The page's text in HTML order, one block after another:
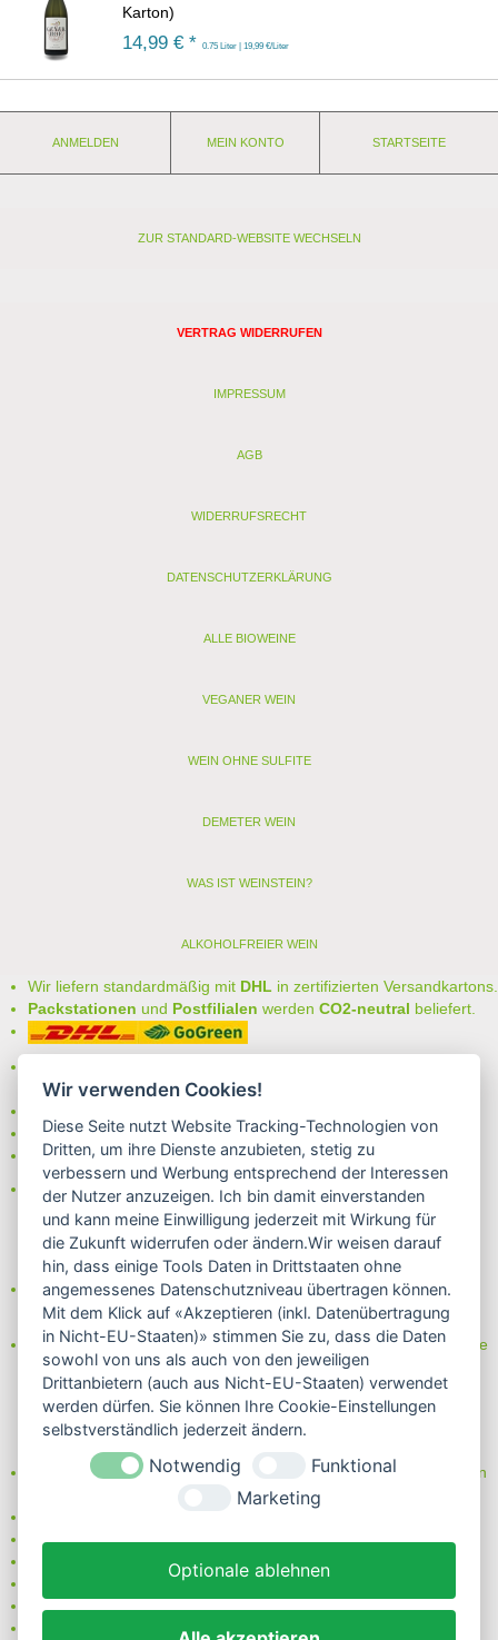
Karton)
14,99 € * 0.75 Liter | 19,99 €/Liter
ANMELDEN MEIN KONTO STARTSEITE
ZUR STANDARD-WEBSITE WECHSELN
VERTRAG WIDERRUFEN
IMPRESSUM
AGB
WIDERRUFSRECHT
DATENSCHUTZERKLÄRUNG
ALLE BIOWEINE
VEGANER WEIN
WEIN OHNE SULFITE
DEMETER WEIN
WAS IST WEINSTEIN?
ALKOHOLFREIER WEIN
Wir liefern standardmäßig mit DHL in zertifizierten Versandkartons.
Packstationen und Postfilialen werden CO2-neutral beliefert.
auswählen:
- Rechnung
- Lastschrift/Bankeinzug
Das Internetsiegel "GEPRÜFTER SHOP – Sicher einkaufen":
Partner von:
Wine in Moderation - bewußt genießen
Erfahren Sie mehr über Biowein in unserem Blog oder Folgen Sie
uns!
Blog
Facebook
Instagram
Neben einem ausgesuchten Sortiment an Biowein, Biospirituosen
und Biofeinkost bieten wir Ihnen u.a. folgende
nur 5,79 EUR Versand (DE)
ab 95 EUR frei Haus (DE)
14 Tage Rückgaberecht
sichere Zahlung
Kauf auf Rechnung
Wir verwenden Cookies!
Diese Seite nutzt Website Tracking-Technologien von
Dritten, um ihre Dienste anzubieten, stetig zu
verbessern und Werbung entsprechend der Interessen
der Nutzer anzuzeigen. Ich bin damit einverstanden
und kann meine Einwilligung jederzeit mit Wirkung für
die Zukunft widerrufen oder ändern.Wir weisen darauf
hin, dass einige Tools Daten in Drittstaaten ohne
angemessenes Datenschutzniveau übertragen können.
Mit dem Klick auf «Akzeptieren (inkl. Datenübertragung
in Nicht-EU-Staaten)» stimmen Sie zu, dass die Daten
sowohl von uns als auch von den jeweiligen
Drittanbietern (auch aus Nicht-EU-Staaten) verwendet
werden dürfen. Sie können Ihre Cookie-Einstellungen
selbstverständlich jederzeit ändern.
Notwendig
Funktional
Marketing
Optionale ablehnen